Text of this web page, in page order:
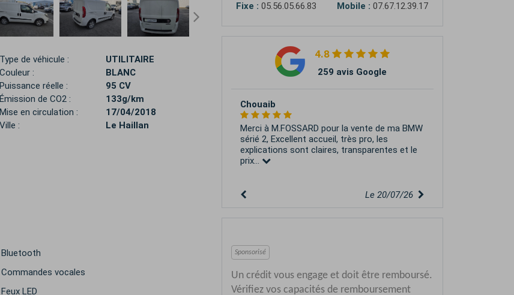
Type de véhicule :
UTILITAIRE
Couleur :
BLANC
Puissance réelle :
95 CV
Émission de CO2 :
133g/km
Mise en circulation :
17/04/2018
Ville :
Le Haillan
Bluetooth
Commandes vocales
Feux LED
Fixe : 05.56.05.66.83 Mobile : 07.67.12.39.17
4.8
259 avis Google
Jean-Michel NOTO
Je recommande vivement AutoEasy ! Un
grand merci à Kevin, qui a été mon
interlocuteur tout au long de la vente de ma
Tesla model 3. Grâce à...
Le 20/07/26